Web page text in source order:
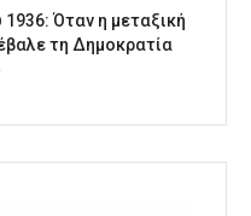
Όταν η μεταξική
τη Δημοκρατία